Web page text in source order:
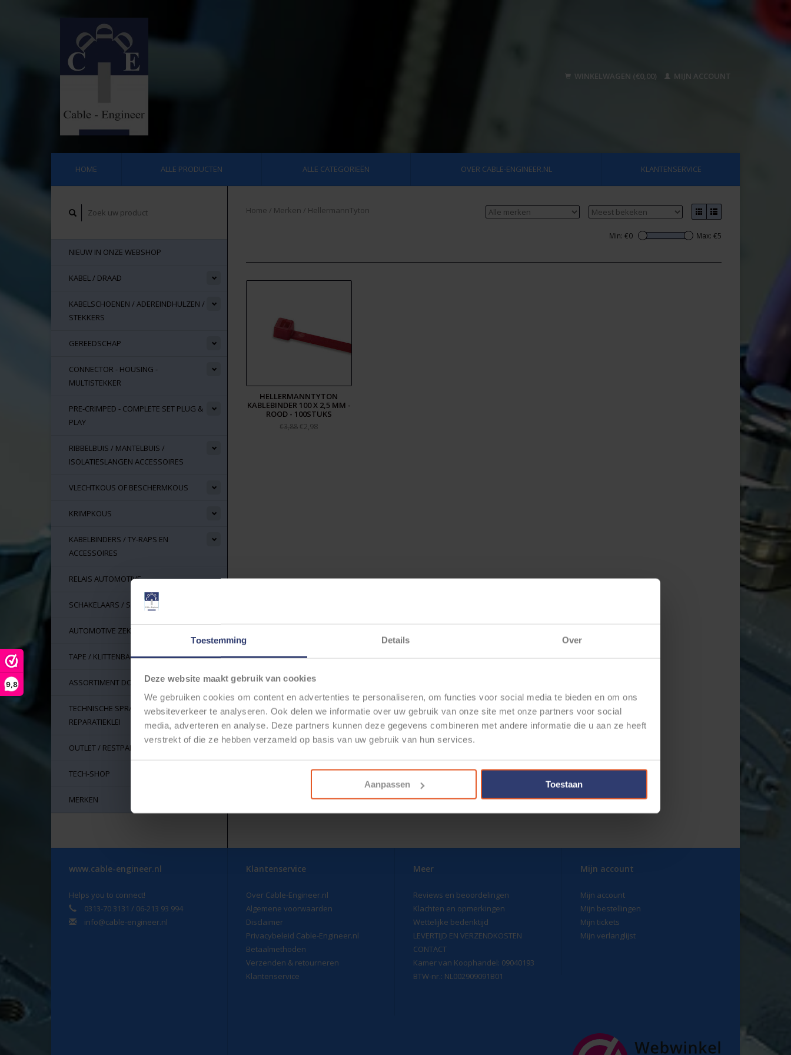
Toestemming Details Over
Deze website maakt gebruik van cookies
We gebruiken cookies om content en advertenties te personaliseren, om functies voor social media te bieden en om ons
websiteverkeer te analyseren. Ook delen we informatie over uw gebruik van onze site met onze partners voor social
media, adverteren en analyse. Deze partners kunnen deze gegevens combineren met andere informatie die u aan ze heeft
verstrekt of die ze hebben verzameld op basis van uw gebruik van hun services.
Aanpassen Toestaan
9,8
WINKELWAGEN (€0,00) MIJN ACCOUNT
HOME ALLE PRODUCTEN ALLE CATEGORIEËN OVER CABLE-ENGINEER.NL KLANTENSERVICE
NIEUW IN ONZE WEBSHOP
KABEL / DRAAD
KABELSCHOENEN / ADEREINDHULZEN /
STEKKERS
GEREEDSCHAP
CONNECTOR - HOUSING -
MULTISTEKKER
PRE-CRIMPED - COMPLETE SET PLUG &
PLAY
RIBBELBUIS / MANTELBUIS /
ISOLATIESLANGEN ACCESSOIRES
VLECHTKOUS OF BESCHERMKOUS
KRIMPKOUS
KABELBINDERS / TY-RAPS EN
ACCESSOIRES
RELAIS AUTOMOTIVE
SCHAKELAARS / SWITCHES
AUTOMOTIVE ZEKERINGEN
TAPE / KLITTENBAND
ASSORTIMENT DOZEN
TECHNISCHE SPRAYS, LIJM EN
REPARATIEKLEI
OUTLET / RESTPARTIJEN
TECH-SHOP
MERKEN
Home / Merken / HellermannTyton
Min: €0 Max: €5
HELLERMANNTYTON
KABLEBINDER 100 X 2,5 MM -
ROOD - 100STUKS
€3,88€2,98
www.cable-engineer.nl
Helps you to connect!
0313-70 3131 / 06-213 93 994
info@cable-engineer.nl
Klantenservice
Over Cable-Engineer.nl
Algemene voorwaarden
Disclaimer
Privacybeleid Cable-Engineer.nl
Betaalmethoden
Verzenden & retourneren
Klantenservice
Meer
Reviews en beoordelingen
Klachten en opmerkingen
Wettelijke bedenktijd
LEVERTIJD EN VERZENDKOSTEN
CONTACT
Kamer van Koophandel: 09040193
BTW-nr.: NL002909091B01
Mijn account
Mijn account
Mijn bestellingen
Mijn tickets
Mijn verlanglijst